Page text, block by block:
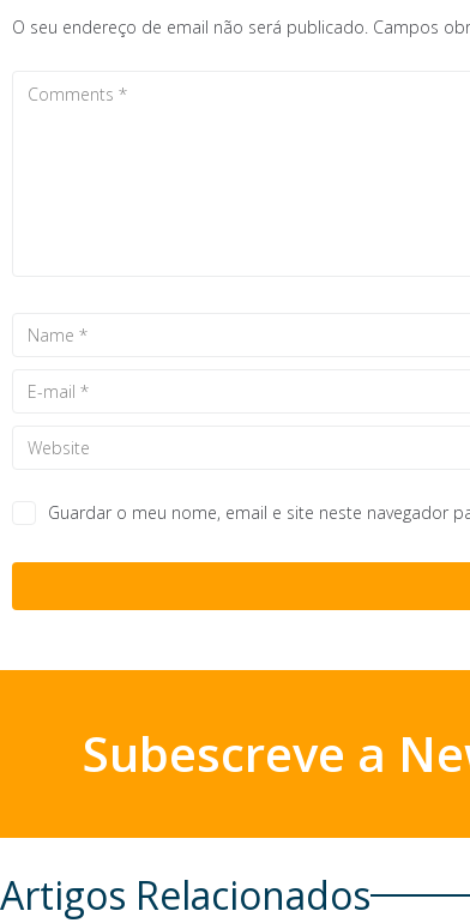
O seu endereço de email não será publicado. Campos
Guardar o meu nome, email e site neste navegador
Subescreve a
Artigos Relacionados